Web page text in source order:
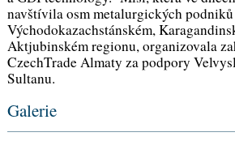
navštívila osm metalurgických
Východokazachstánském,
Aktjubinském regionu, organizovala
CzechTrade Almaty za podpory
Sultanu.
Galerie